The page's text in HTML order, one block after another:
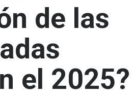
de las
el 2025?